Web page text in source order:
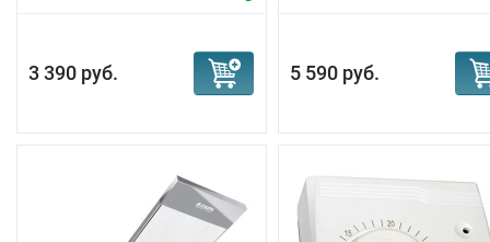
3 390 руб. 5 590 руб.